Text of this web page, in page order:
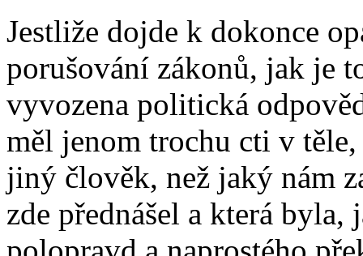
Jestliže dojde k dokonce
porušování zákonů, jak je
vyvozena politická
měl jenom trochu cti v
jiný člověk, než jaký nám
zde přednášel a která